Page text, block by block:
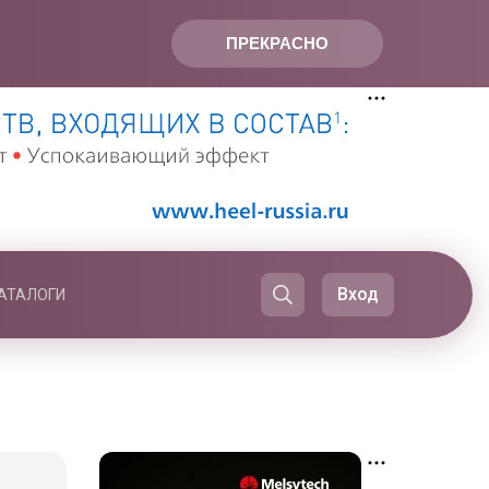
ПРЕКРАСНО
Вход